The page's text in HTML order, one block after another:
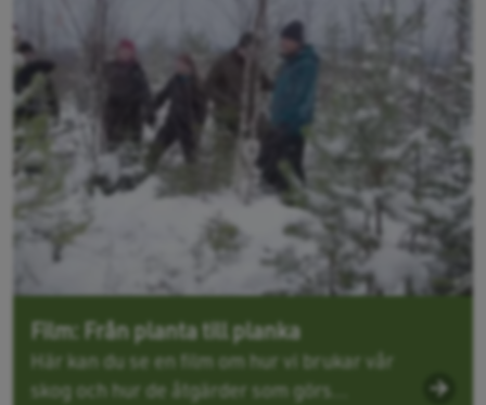
Film: Från planta till planka
Här kan du se en film om hur vi brukar vår
skog och hur de åtgärder som görs...